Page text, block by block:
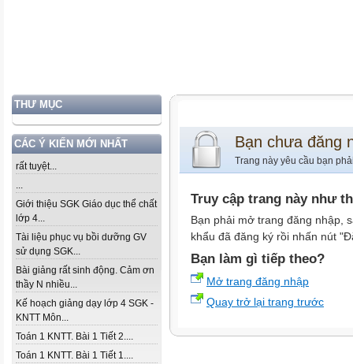
THƯ MỤC
CÁC Ý KIẾN MỚI NHẤT
rất tuyệt...
...
Giới thiệu SGK Giáo dục thể chất
lớp 4...
Tài liệu phục vụ bồi dưỡng GV
sử dụng SGK...
Bài giảng rất sinh động. Cảm ơn
thầy N nhiều...
Kế hoạch giảng dạy lớp 4 SGK -
KNTT Môn...
Toán 1 KNTT. Bài 1 Tiết 2....
Toán 1 KNTT. Bài 1 Tiết 1....
Bạn chưa đăng
Trang này yêu cầu bạn
Truy cập trang này như
Bạn phải mở trang đăng nhập,
khẩu đã đăng ký rồi nhấn nút
Bạn làm gì tiếp theo?
Mở trang đăng nhập
Quay trở lại trang trước